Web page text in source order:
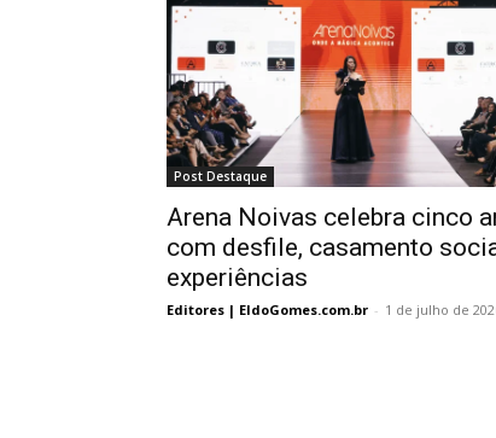
Post Destaque
Arena Noivas celebra cinco
com desfile, casamento
experiências
Editores | EldoGomes.com.br - 1 de julho de